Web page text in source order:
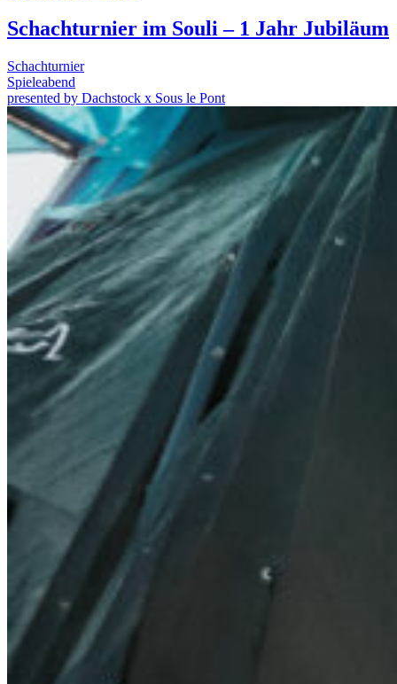
Schachturnier im Souli – 1 Jahr Jubiläum
Schachturnier
Spieleabend
presented by Dachstock x Sous le Pont